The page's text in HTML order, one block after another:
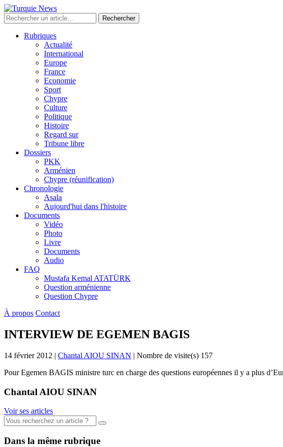
Rechercher
Rubriques
Actualité
International
Europe
France
Economie
Sport
Chypre
Culture
Politique
Histoire
Regard sur
Tribune libre
Dossiers
PKK
Arménien
Chypre (réunification)
Chronologie
Asala
Aujourd'hui dans l'histoire
Documents
Vidéo
Photo
Livre
Documents
Audio
FAQ
Mustafa Kemal ATATÜRK
Question arménienne
Question Chypre
À propos Contact
INTERVIEW DE EGEMEN BAGIS
14 février 2012 | Chantal AIOU SINAN | Nombre de visite(s) 157
Pour Egemen BAGIS ministre turc en charge des questions européennes il y a plus
Chantal AIOU SINAN
Voir ses articles
Dans la même rubrique